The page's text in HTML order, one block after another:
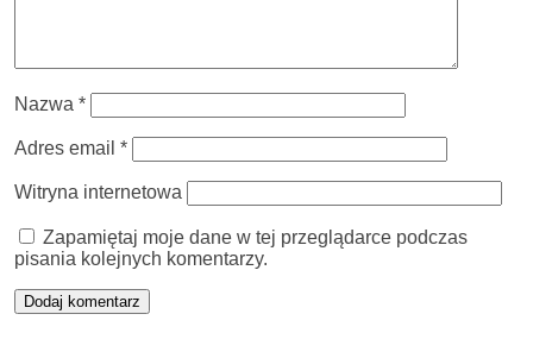
Nazwa *
Adres email *
Witryna internetowa
Zapamiętaj moje dane w tej przeglądarce podczas
pisania kolejnych komentarzy.